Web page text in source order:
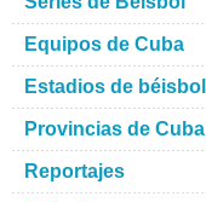
Equipos de Cuba
Estadios de béisbol
Provincias de Cuba
Reportajes